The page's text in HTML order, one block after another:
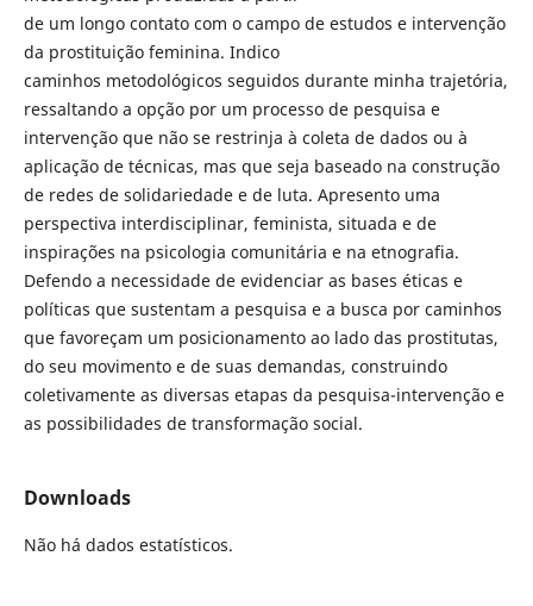
de um longo contato com o campo de estudos e intervenção
da prostituição feminina. Indico
caminhos metodológicos seguidos durante minha trajetória,
ressaltando a opção por um processo de pesquisa e
intervenção que não se restrinja à coleta de dados ou à
aplicação de técnicas, mas que seja baseado na construção
de redes de solidariedade e de luta. Apresento uma
perspectiva interdisciplinar, feminista, situada e de
inspirações na psicologia comunitária e na etnografia.
Defendo a necessidade de evidenciar as bases éticas e
políticas que sustentam a pesquisa e a busca por caminhos
que favoreçam um posicionamento ao lado das prostitutas,
do seu movimento e de suas demandas, construindo
coletivamente as diversas etapas da pesquisa-intervenção e
as possibilidades de transformação social.
Downloads
Não há dados estatísticos.